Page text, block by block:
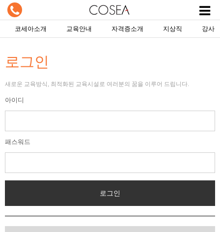
코세아소개 교육안내 자격증소개 지상직 강사
로그인
새로운 교육방식, 최적화된 교육시설로 여러분의 꿈을 이루어 드립니다.
아이디
패스워드